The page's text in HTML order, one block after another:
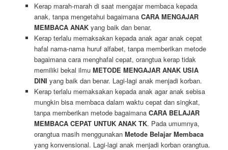
Kerap marah-marah di saat mengajar membaca kepada
anak, tanpa mengetahui bagaimana CARA MENGAJAR
MEMBACA ANAKyang baik dan benar.
Kerap terlalu memaksakan kepada anak agar anak cepat
hafal nama-nama huruf alfabet, tanpa memberikan metode
bagaimana cara menghafal cepat, orangtua kerap tidak
memiliki bekal ilmu METODE MENGAJAR ANAK USIA
DINI yang baik dan benar. Lagi-lagi anak menjadi korban.
Kerap terlalu memaksakan kepada anak agar anak sebisa
mungkin bisa membaca dalam waktu cepat dan singkat,
tanpa memberikan metode bagaimana CARA BELAJAR
MEMBACA CEPAT UNTUK ANAK TK. Pada umumnya,
orangtua masih menggunakan Metode Belajar Membaca
yang konvensional. Lagi-lagi anak menjadi korban orangtua.